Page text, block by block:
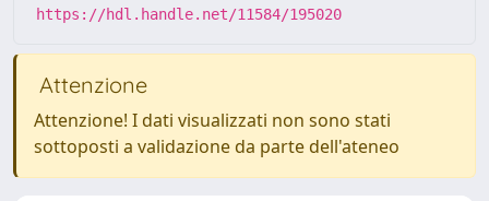
https://hdl.handle.net/11584/195020
Attenzione
Attenzione! I dati visualizzati non sono stati
sottoposti a validazione da parte dell'ateneo